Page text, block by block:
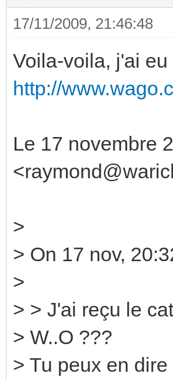
17/11/2009, 21:46:48
Voila-voila, j'ai
http://
Le 17 novembre
>
> On 17 nov,
>
> > J'ai reçu le
> W..O ???
> Tu peux en